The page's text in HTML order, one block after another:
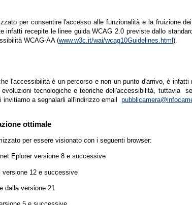
per consentire l'accesso alle funzionalità e la fruizione
infatti recepite le linee guida WCAG 2.0 previste dallo
WCAG-AA (www.w3c.it/wai/wcag10Guidelines.html ).
l'accessibilità è un percorso e non un punto d'arrivo, è
tecnologiche e teoriche dell'accessibilità, tuttavia
invitiamo a segnalarli all'indirizzo email
ottimale
per essere visionato con i seguenti browser:
Eplorer versione 8 e successive
versione 12 e successive
dalla versione 21